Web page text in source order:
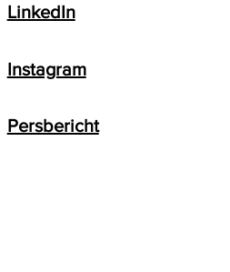
LinkedIn
Instagram
Persbericht